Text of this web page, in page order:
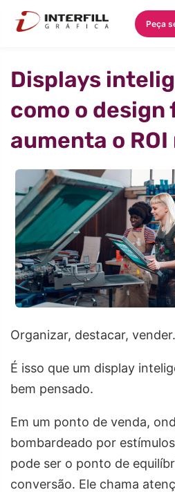
Peça
Displays
como o
aumenta o
Organizar, destacar, vender.
É isso que um display
bem pensado.
Em um ponto de venda,
bombardeado por
pode ser o ponto de
conversão. Ele chama